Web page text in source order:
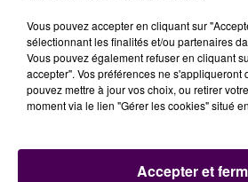
À LA UNE
7 août 2026
Vous pouvez accepter en cliquant sur
sélectionnant les finalités et/ou partenaires
Vous pouvez également refuser en cliquant
accepter". Vos préférences ne s'appliqueront
pouvez mettre à jour vos choix, ou retirer
moment via le lien "Gérer les cookies" situé
Accepter et